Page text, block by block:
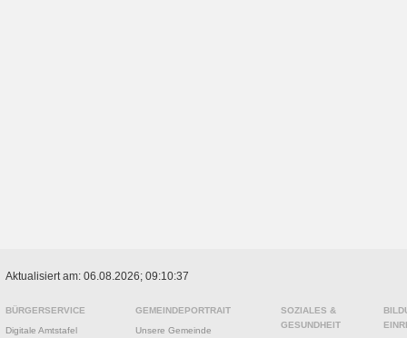
Aktualisiert am: 06.08.2026; 09:10:37
BÜRGERSERVICE
Digitale Amtstafel
GEMEINDEPORTRAIT
Unsere Gemeinde
SOZIALES &
GESUNDHEIT